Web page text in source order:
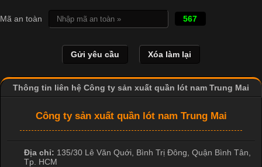
Mã an toàn 567
Thông tin liên hệ Công ty sản xuất quần lót nam Trung Mai
Công ty sản xuất quần lót nam Trung Mai
Địa chỉ: 135/30 Lê Văn Quới, Bình Trị Đông Quận Bình Tân
Tp. HCM